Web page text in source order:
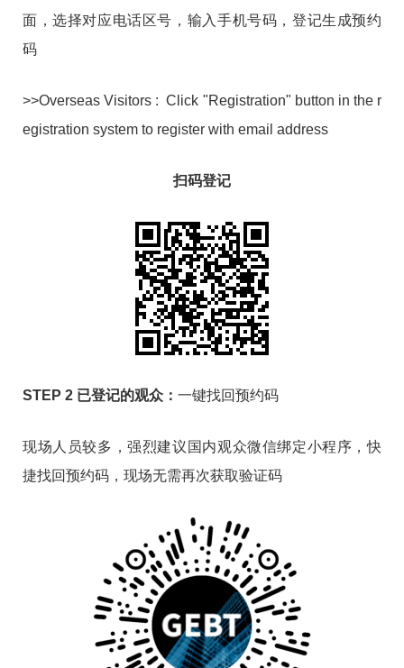
面，选择对应电话区号，输入手机号码，登记生成预约
码
>>Overseas Visitors : Click "Registration" button in the r
egistration system to register with email address
扫码登记
STEP 2 已登记的观众： 一键找回预约码
现场人员较多，强烈建议国内观众微信绑定小程序，快
捷找回预约码，现场无需再次获取验证码